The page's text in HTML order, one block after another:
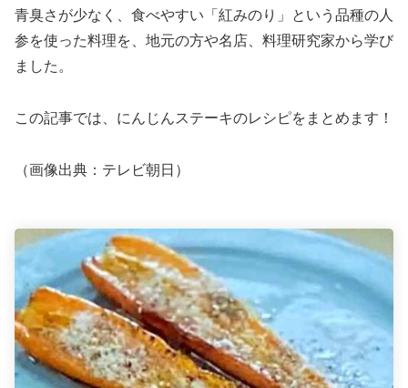
青臭さが少なく、食べやすい「紅みのり」という品種の人
参を使った料理を、地元の方や名店、料理研究家から学び
ました。
この記事では、にんじんステーキのレシピをまとめます！
（画像出典：テレビ朝日）